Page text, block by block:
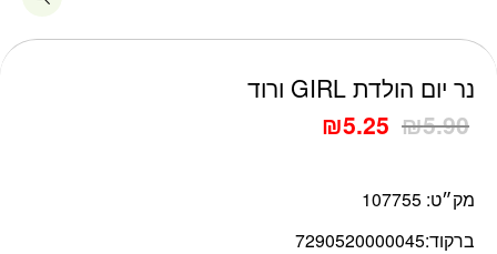
נר יום הולדת GIRL ורוד
₪5.90
₪5.25
מק״ט: 107755
ברקוד:7290520000045
כמות נר יום הולדת GIRL ורוד